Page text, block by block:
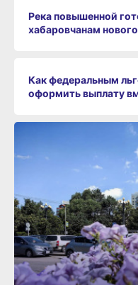
Река повышенной
хабаровчанам
Как федеральным
оформить выплату